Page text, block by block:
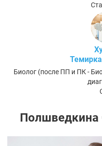
Биолог (после ПП и ПК -
Полшведкина